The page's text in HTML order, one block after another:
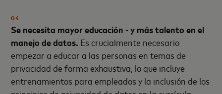
04
Se necesita mayor educación - y más talento en el
manejo de datos. Es crucialmente necesario
empezar a educar a las personas en temas de
privacidad de forma exhaustiva, lo que incluye
entrenamientos para empleados y la inclusión de los